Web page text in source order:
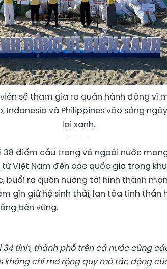
sẽ tham gia ra quân hành động vì
Indonesia và Philippines vào sáng
lai xanh.
điểm cầu trong và ngoài nước
Việt Nam đến các quốc gia trong
buổi ra quân hướng tới hình thành
gìn giữ hệ sinh thái, lan tỏa tinh thần
bền vững.
tỉnh, thành phố trên cả nước cùng
không chỉ mở rộng quy mô tác động